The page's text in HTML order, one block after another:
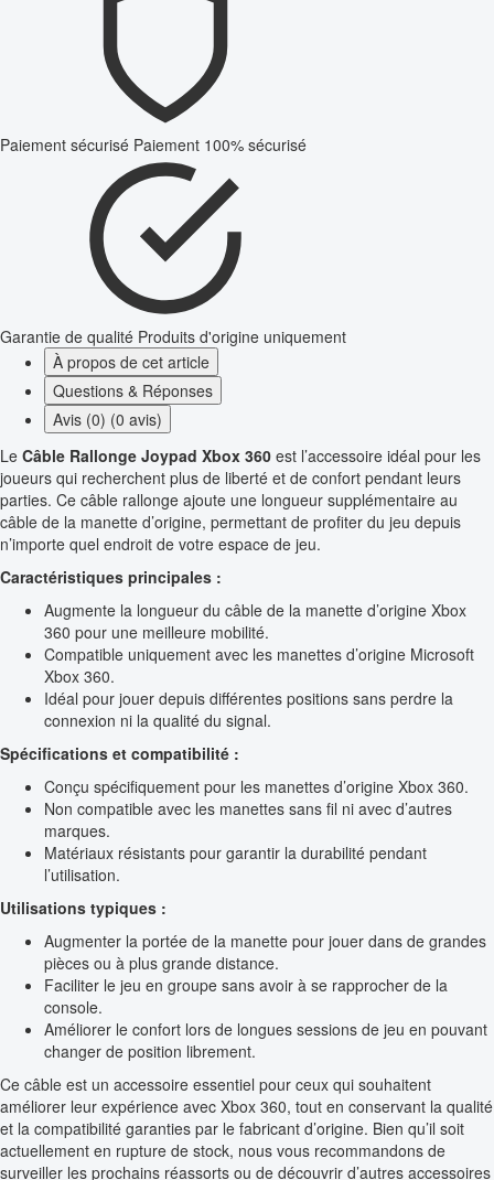
Paiement sécurisé Paiement 100% sécurisé
Garantie de qualité Produits d'origine uniquement
À propos de cet article
Questions & Réponses
Avis (0) (0 avis)
Le Câble Rallonge Joypad Xbox 360 est l’accessoire idéal pour les
joueurs qui recherchent plus de liberté et de confort pendant leurs
parties. Ce câble rallonge ajoute une longueur supplémentaire au
câble de la manette d’origine, permettant de profiter du jeu depuis
n’importe quel endroit de votre espace de jeu.
Caractéristiques principales :
Augmente la longueur du câble de la manette d’origine Xbox
360 pour une meilleure mobilité.
Compatible uniquement avec les manettes d’origine Microsoft
Xbox 360.
Idéal pour jouer depuis différentes positions sans perdre la
connexion ni la qualité du signal.
Spécifications et compatibilité :
Conçu spécifiquement pour les manettes d’origine Xbox 360.
Non compatible avec les manettes sans fil ni avec d’autres
marques.
Matériaux résistants pour garantir la durabilité pendant
l’utilisation.
Utilisations typiques :
Augmenter la portée de la manette pour jouer dans de grandes
pièces ou à plus grande distance.
Faciliter le jeu en groupe sans avoir à se rapprocher de la
console.
Améliorer le confort lors de longues sessions de jeu en pouvant
changer de position librement.
Ce câble est un accessoire essentiel pour ceux qui souhaitent
améliorer leur expérience avec Xbox 360, tout en conservant la qualité
et la compatibilité garanties par le fabricant d’origine. Bien qu’il soit
actuellement en rupture de stock, nous vous recommandons de
surveiller les prochains réassorts ou de découvrir d’autres accessoires